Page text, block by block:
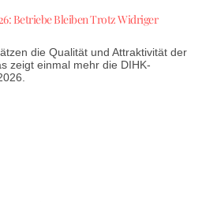
Betriebe Bleiben Trotz Widriger
die Qualität und Attraktivität der
zeigt einmal mehr die DIHK-